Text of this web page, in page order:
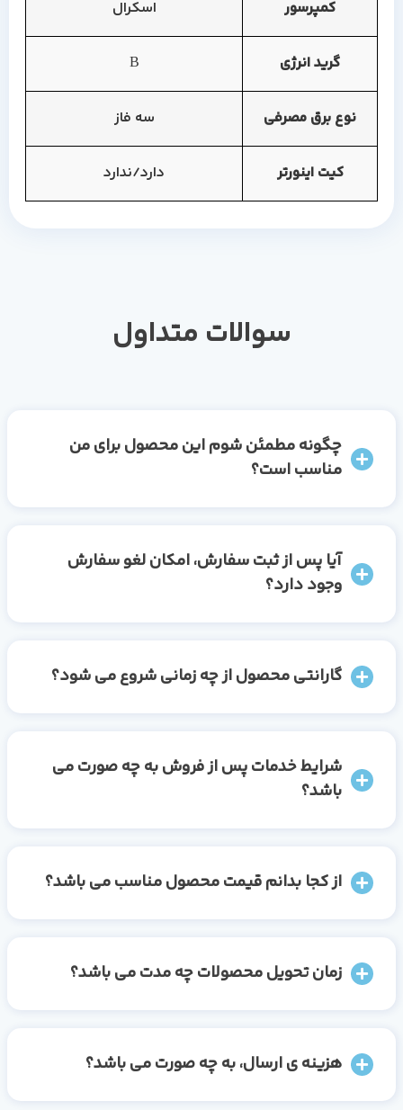
کمپرسور اسکرال
گرید انرژی B
نوع برق مصرفی سه فاز
کیت اینورتر دارد/ندارد
سوالات متداول
چگونه مطمئن شوم این محصول برای من
مناسب است؟
آیا پس از ثبت سفارش، امکان لغو سفارش
وجود دارد؟
گارانتی محصول از چه زمانی شروع می شود؟
شرایط خدمات پس از فروش به چه صورت می
باشد؟
از کجا بدانم قیمت محصول مناسب می باشد؟
زمان تحویل محصولات چه مدت می باشد؟
هزینه ی ارسال، به چه صورت می باشد؟